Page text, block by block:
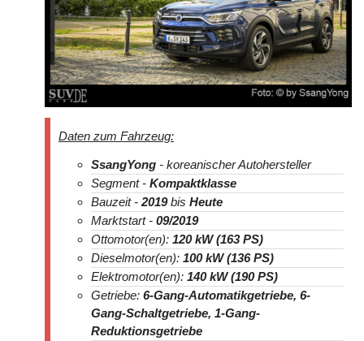
Daten zum Fahrzeug:
SsangYong - koreanischer Autohersteller
Segment - Kompaktklasse
Bauzeit - 2019bis Heute
Marktstart - 09/2019
Ottomotor(en): 120 kW (163 PS)
Dieselmotor(en): 100 kW (136 PS)
Elektromotor(en): 140 kW (190 PS)
Getriebe: 6-Gang-Automatikgetriebe, 6-
Gang-Schaltgetriebe, 1-Gang-
Reduktionsgetriebe